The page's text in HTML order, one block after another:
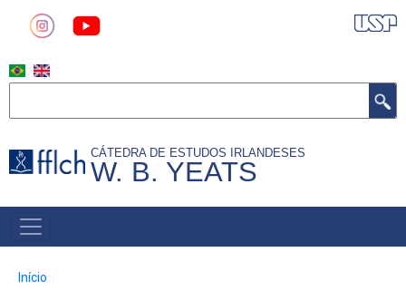
CÁTEDRA DE ESTUDOS IRLANDESES
W. B. YEATS
MAIN
NAVIGATION
Trilha
Início